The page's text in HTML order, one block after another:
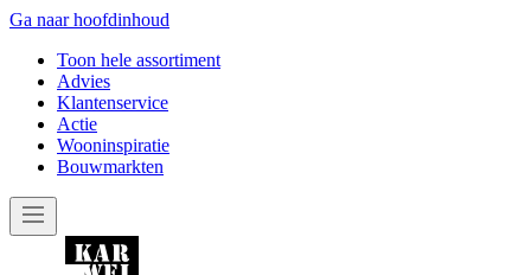
Ga naar hoofdinhoud
Toon hele assortiment
Advies
Klantenservice
Actie
Wooninspiratie
Bouwmarkten